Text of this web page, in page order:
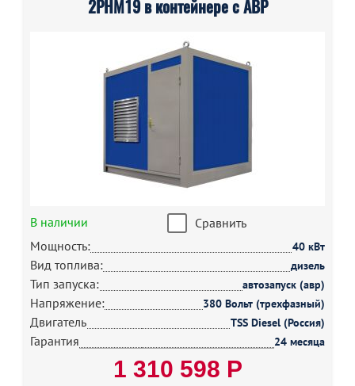
2РНМ19 в контейнере с АВР
В наличии
Сравнить
Мощность:
40 кВт
Вид топлива: дизель
Тип запуска: автозапуск (авр)
Напряжение: 380 Вольт (трехфазный)
Двигатель TSS Diesel (Россия)
Гарантия 24 месяца
1 310 598 Р